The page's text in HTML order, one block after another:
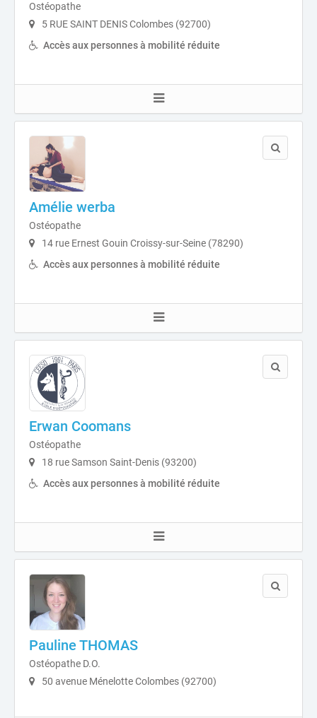
Ostéopathe
5 RUE SAINT DENIS Colombes (92700)
Accès aux personnes à mobilité réduite
Amélie werba
Ostéopathe
14 rue Ernest Gouin Croissy-sur-Seine (78290)
Accès aux personnes à mobilité réduite
Erwan Coomans
Ostéopathe
18 rue Samson Saint-Denis (93200)
Accès aux personnes à mobilité réduite
Pauline THOMAS
Ostéopathe D.O.
50 avenue Ménelotte Colombes (92700)